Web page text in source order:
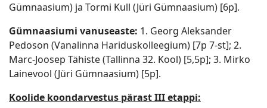
Gümnaasium) ja Tormi Kull (Jüri Gümnaasium) [6p].
Gümnaasiumi vanuseaste: 1. Georg Aleksander
Pedoson (Vanalinna Hariduskolleegium) [7p 7-st]; 2.
Marc-Joosep Tähiste (Tallinna 32. Kool) [5,5p]; 3. Mirko
Lainevool (Jüri Gümnaasium) [5p].
Koolide koondarvestus pärast III etappi: